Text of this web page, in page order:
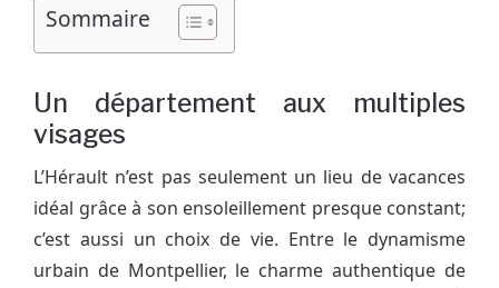
Sommaire
Un département aux multiples
visages
L’Hérault n’est pas seulement un lieu de vacances
idéal grâce à son ensoleillement presque constant;
c’est aussi un choix de vie. Entre le dynamisme
urbain de Montpellier, le charme authentique de